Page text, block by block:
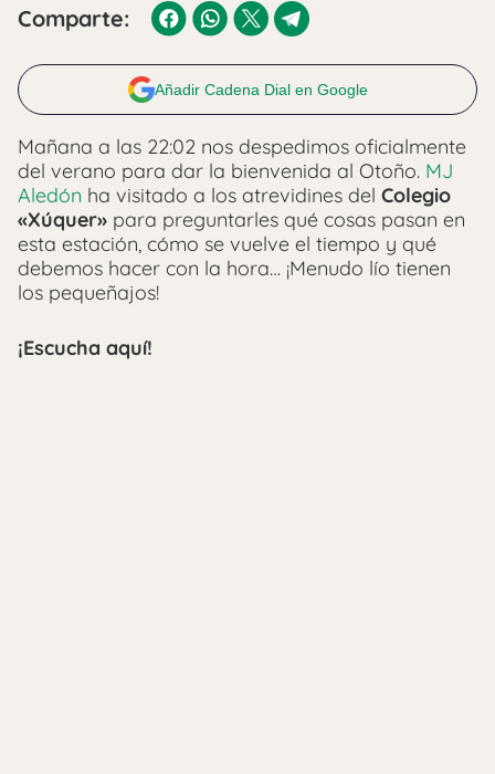
Comparte:
Añadir Cadena Dial en Google
Mañana a las 22:02 nos despedimos oficialmente
del verano para dar la bienvenida al Otoño. MJ
Aledón ha visitado a los atrevidines del Colegio
«Xúquer» para preguntarles qué cosas pasan en
esta estación, cómo se vuelve el tiempo y qué
debemos hacer con la hora… ¡Menudo lío tienen
los pequeñajos!
¡Escucha aquí!